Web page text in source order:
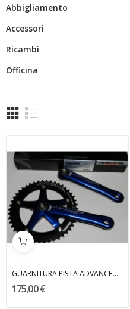
Abbigliamento
Accessori
Ricambi
Officina
GUARNITURA PISTA ADVANCED blu MICHE
175,00 €